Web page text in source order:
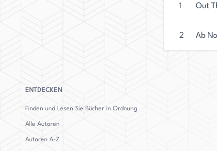
1 Out
2 Ab
ENTDECKEN
Finden und Lesen Sie Bücher in Ordnung
Alle Autoren
Autoren A-Z